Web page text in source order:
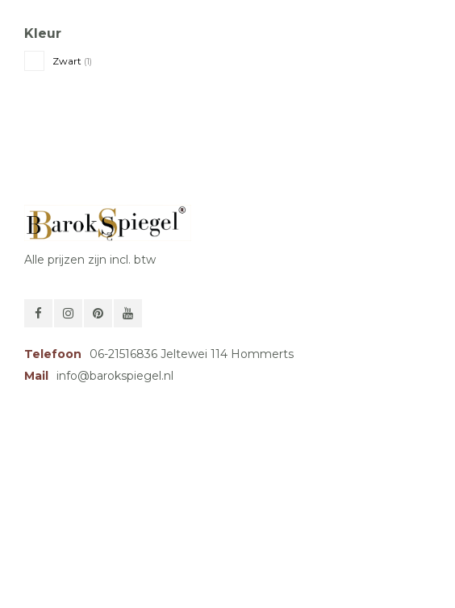
Kleur
Zwart (1)
Alle prijzen zijn incl. btw
Telefoon
06-21516836 Jeltewei 114 Hommerts
Mail
info@barokspiegel.nl